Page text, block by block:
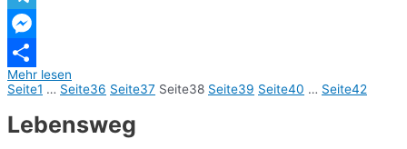
Telegram
Messenger
Teilen
Mehr lesen
Seite1 … Seite36 Seite37 Seite38 Seite39 Seite40 … Seite42
Lebensweg